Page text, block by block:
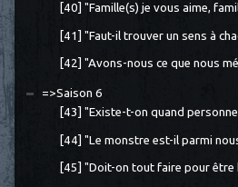
[40] "Famille(s) je vous aime,
[41] "Faut-il trouver un sens à
[42] "Avons-nous ce que nous
=>Saison 6
[43] "Existe-t-on quand
[44] "Le monstre est-il parmi
[45] "Doit-on tout faire pour être